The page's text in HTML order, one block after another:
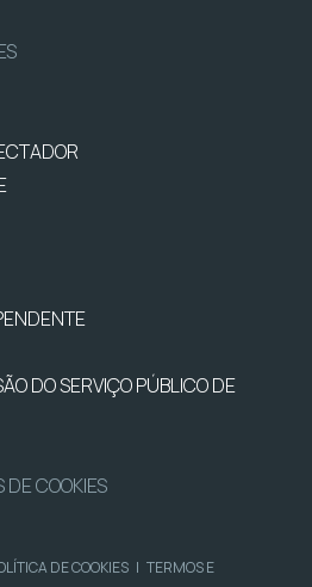
DO SERVIÇO PÚBLICO DE
DE COOKIES
DE COOKIES | TERMOS E